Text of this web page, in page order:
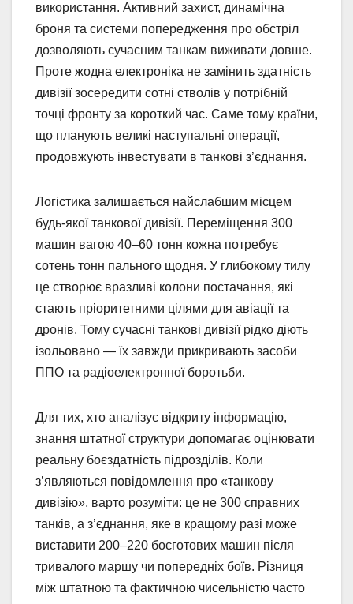
використання. Активний захист, динамічна
броня та системи попередження про обстріл
дозволяють сучасним танкам виживати довше.
Проте жодна електроніка не замінить здатність
дивізії зосередити сотні стволів у потрібній
точці фронту за короткий час. Саме тому країни,
що планують великі наступальні операції,
продовжують інвестувати в танкові з’єднання.
Логістика залишається найслабшим місцем
будь-якої танкової дивізії. Переміщення 300
машин вагою 40–60 тонн кожна потребує
сотень тонн пального щодня. У глибокому тилу
це створює вразливі колони постачання, які
стають пріоритетними цілями для авіації та
дронів. Тому сучасні танкові дивізії рідко діють
ізольовано — їх завжди прикривають засоби
ППО та радіоелектронної боротьби.
Для тих, хто аналізує відкриту інформацію,
знання штатної структури допомагає оцінювати
реальну боєздатність підрозділів. Коли
з’являються повідомлення про «танкову
дивізію», варто розуміти: це не 300 справних
танків, а з’єднання, яке в кращому разі може
виставити 200–220 боєготових машин після
тривалого маршу чи попередніх боїв. Різниця
між штатною та фактичною чисельністю часто